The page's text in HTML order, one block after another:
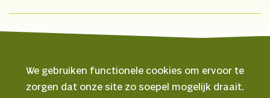
© 2026 Oerol
We gebruiken functionele cookies om ervoor te
zorgen dat onze site zo soepel mogelijk draait.